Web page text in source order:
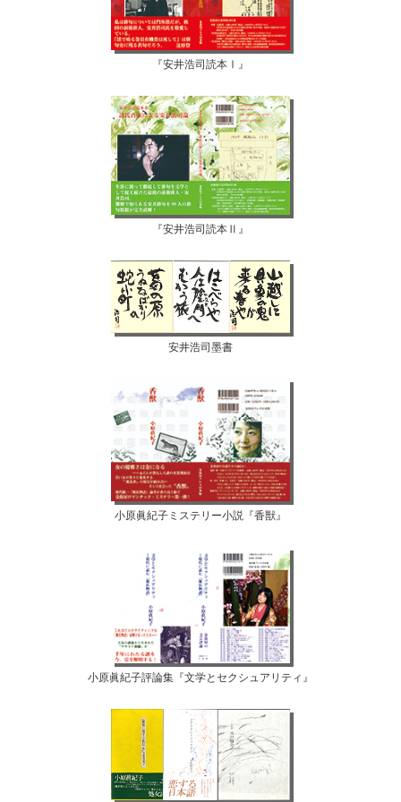
『安井浩司読本Ⅰ』
『安井浩司読本Ⅱ』
安井浩司墨書
小原眞紀子ミステリー小説『香獣』
小原眞紀子評論集『文学とセクシュアリティ』